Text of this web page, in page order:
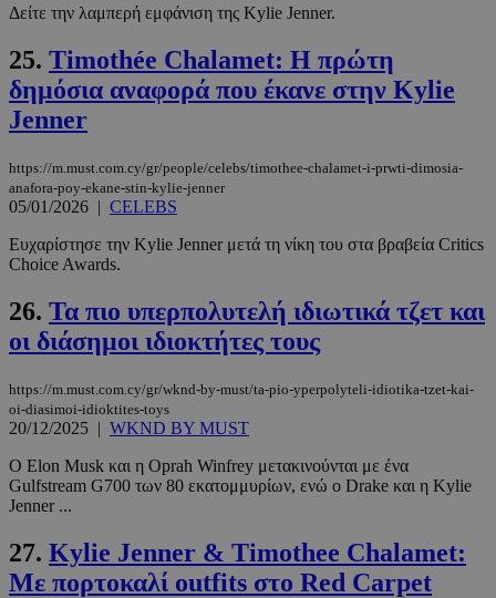
Δείτε την λαμπερή εμφάνιση της Kylie Jenner.
25. Timothée Chalamet: Η πρώτη
δημόσια αναφορά που έκανε στην Kylie
Jenner
https://m.must.com.cy/gr/people/celebs/timothee-chalamet-i-prwti-dimosia-
anafora-poy-ekane-stin-kylie-jenner
05/01/2026 | CELEBS
Ευχαρίστησε την Kylie Jenner μετά τη νίκη του στα βραβεία Critics
Choice Awards.
26. Τα πιο υπερπολυτελή ιδιωτικά τζετ και
οι διάσημοι ιδιοκτήτες τους
https://m.must.com.cy/gr/wknd-by-must/ta-pio-yperpolyteli-idiotika-tzet-kai-
oi-diasimoi-idioktites-toys
20/12/2025 | WKND BY MUST
Ο Elon Musk και η Oprah Winfrey μετακινούνται με ένα
Gulfstream G700 των 80 εκατομμυρίων, ενώ ο Drake και η Kylie
Jenner ...
27. Kylie Jenner & Timothee Chalamet:
Με πορτοκαλί outfits στο Red Carpet
_scc_session
adserver.com
19 λεπτά
www.must.com.cy